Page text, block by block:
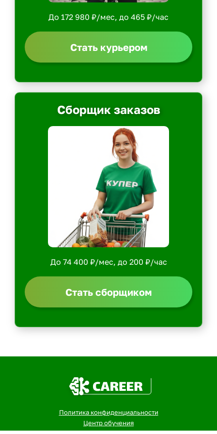
До 172 980 ₽/мес, до 465 ₽/час
Стать курьером
Сборщик заказов
До 74 400 ₽/мес, до 200 ₽/час
Стать сборщиком
Политика конфиденциальности
Центр обучения